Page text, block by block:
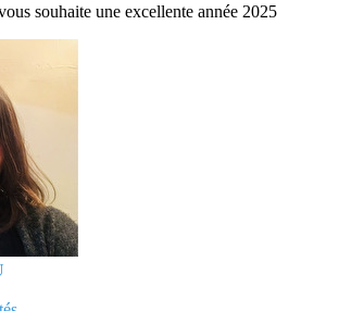
souhaite une excellente année 2025